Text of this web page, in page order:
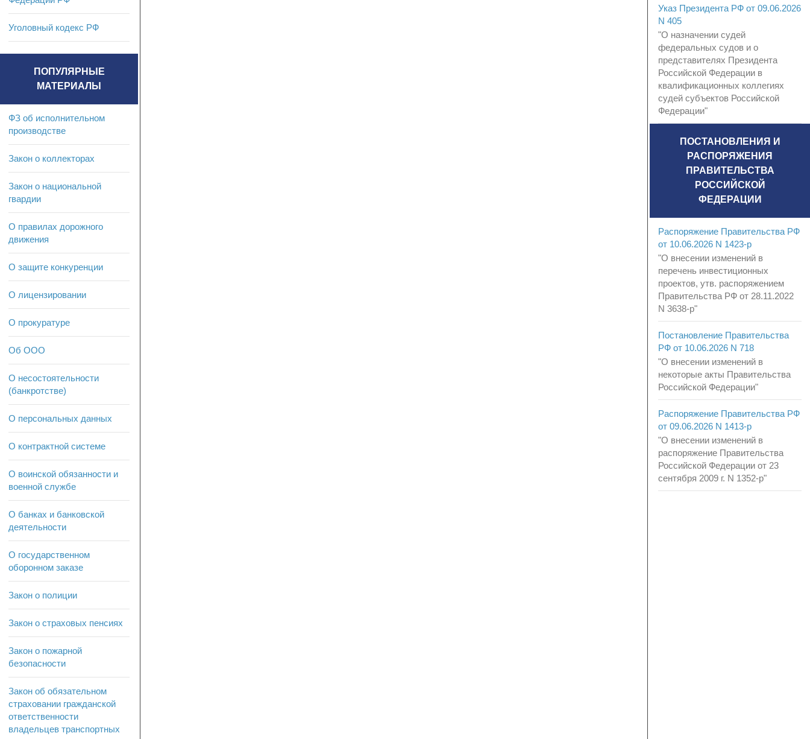
Уголовный кодекс РФ
ПОПУЛЯРНЫЕ
МАТЕРИАЛЫ
ФЗ об исполнительном
производстве
Закон о коллекторах
Закон о национальной
гвардии
О правилах дорожного
движения
О защите конкуренции
О лицензировании
О прокуратуре
Об ООО
О несостоятельности
(банкротстве)
О персональных данных
О контрактной системе
О воинской обязанности и
военной службе
О банках и банковской
деятельности
О государственном
оборонном заказе
Закон о полиции
Закон о страховых пенсиях
Закон о пожарной
безопасности
Закон об обязательном
страховании гражданской
ответственности
владельцев транспортных
Указ Президента РФ от 09.06.2026
N 405
"О назначении судей
федеральных судов и о
представителях Президента
Российской Федерации в
квалификационных коллегиях
судей субъектов Российской
Федерации"
ПОСТАНОВЛЕНИЯ И
РАСПОРЯЖЕНИЯ
ПРАВИТЕЛЬСТВА
РОССИЙСКОЙ
ФЕДЕРАЦИИ
Распоряжение Правительства РФ
от 10.06.2026 N 1423-р
"О внесении изменений в
перечень инвестиционных
проектов, утв. распоряжением
Правительства РФ от 28.11.2022
N 3638-р"
Постановление Правительства
РФ от 10.06.2026 N 718
"О внесении изменений в
некоторые акты Правительства
Российской Федерации"
Распоряжение Правительства РФ
от 09.06.2026 N 1413-р
"О внесении изменений в
распоряжение Правительства
Российской Федерации от 23
сентября 2009 г. N 1352-р"